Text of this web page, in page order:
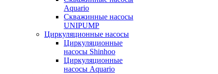
Aquario
Скважинные насосы
UNIPUMP
Циркуляционные насосы
Циркуляционные
насосы Shinhoo
Циркуляционные
насосы Aquario